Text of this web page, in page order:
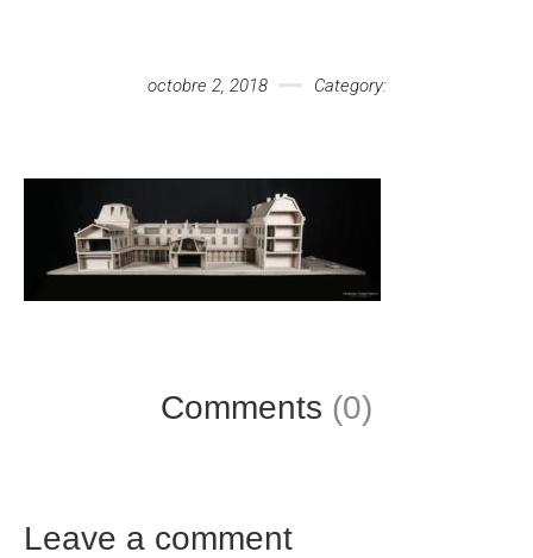
octobre 2, 2018 Category:
Comments (0)
Leave a comment